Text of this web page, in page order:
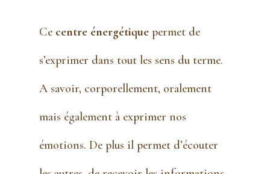
Ce centre énergétiquepermet de
s’exprimer dans tout les sens du terme.
A savoir, corporellement, oralement
mais également à exprimer nos
émotions. De plus il permet d’écouter